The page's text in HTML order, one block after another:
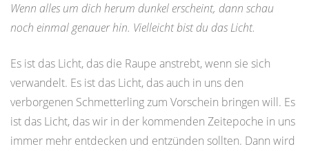
Wenn alles um dich herum dunkel erscheint, dann schau
noch einmal genauer hin. Vielleicht bist du das Licht.
Es ist das Licht, das die Raupe anstrebt, wenn sie sich
verwandelt. Es ist das Licht, das auch in uns den
verborgenen Schmetterling zum Vorschein bringen will. Es
ist das Licht, das wir in der kommenden Zeitepoche in uns
immer mehr entdecken und entzünden sollten. Dann wird